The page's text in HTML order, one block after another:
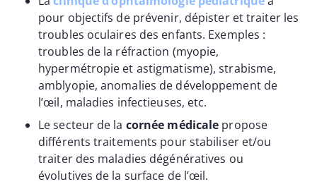
pour objectifs de prévenir, dépister et traiter les
troubles oculaires des enfants. Exemples :
troubles de la réfraction (myopie,
hypermétropie et astigmatisme), strabisme,
amblyopie, anomalies de développement de
l’œil, maladies infectieuses, etc.
Le secteur de la cornée médicale propose
différents traitements pour stabiliser et/ou
traiter des maladies dégénératives ou
évolutives de la surface de l’œil.